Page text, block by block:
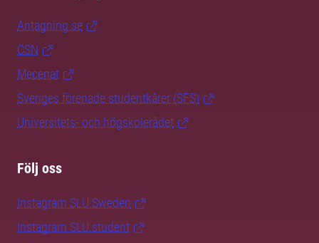
Antagning.se
CSN
Mecenat
Sveriges förenade studentkårer (SFS)
Universitets- och högskolerådet
Följ oss
Instagram SLU.Sweden
Instagram SLU.student